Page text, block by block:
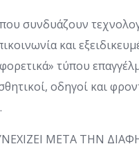
συνδυάζουν
και
τύπου
οδηγοί και
ΜΕΤΑ ΤΗΝ